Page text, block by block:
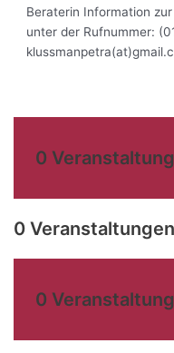
Beraterin Information
unter der Rufnummer:
0
0
0